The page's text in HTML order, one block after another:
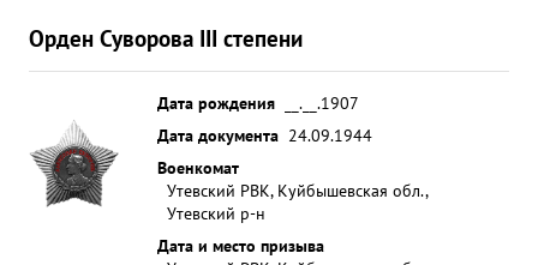
Орден Суворова III степени
Дата рождения
__.__.1907
Дата документа 24.09.1944
Военкомат
Утевский РВК, Куйбышевская обл.,
Утевский р-н
Дата и место призыва